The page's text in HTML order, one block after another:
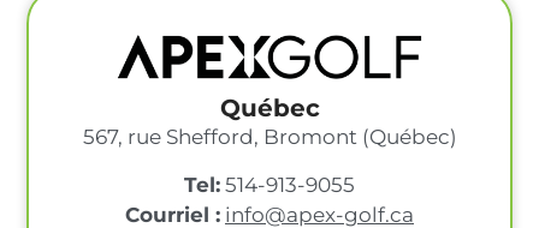
Québec
567, rue Shefford, Bromont (Québec)
Tel: 514-913-9055
Courriel : info@apex-golf.ca